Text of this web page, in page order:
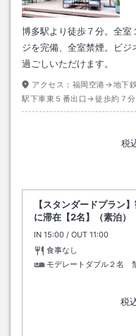
博多駅より徒歩７分。全室
ジを完備、全室禁煙。ビ
過ごしいただけます。
アクセス： 福岡空港→地下
駅下車東５番出口→徒歩約７分
税
【スタンダードプラン
に滞在【2名】（素泊）
IN チェックイン
15:00 / OUT チェックアウ
11:00
食事なし
モデレートダブル２名
税